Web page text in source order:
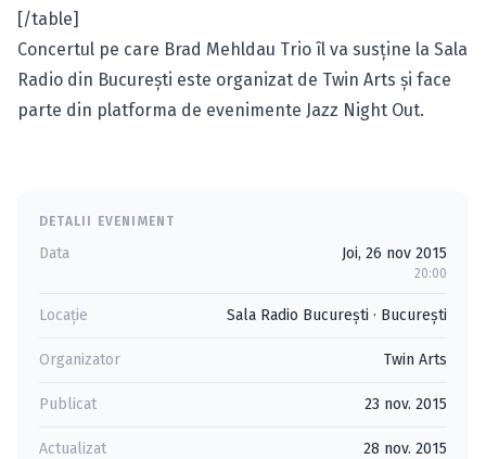
[/table]
Concertul pe care Brad Mehldau Trio îl va susţine la Sala
Radio din Bucureşti este organizat de Twin Arts şi face
parte din platforma de evenimente Jazz Night Out.
DETALII EVENIMENT
Data Joi, 26 nov 2015
20:00
Locație Sala Radio Bucureşti · Bucureşti
Organizator Twin Arts
Publicat 23 nov. 2015
Actualizat 28 nov. 2015